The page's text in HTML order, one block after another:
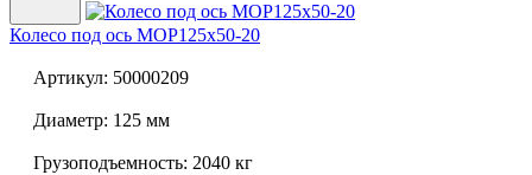
Колесо под ось MOP125x50-20
Артикул: 50000209
Диаметр: 125 мм
Грузоподъемность: 2040 кг